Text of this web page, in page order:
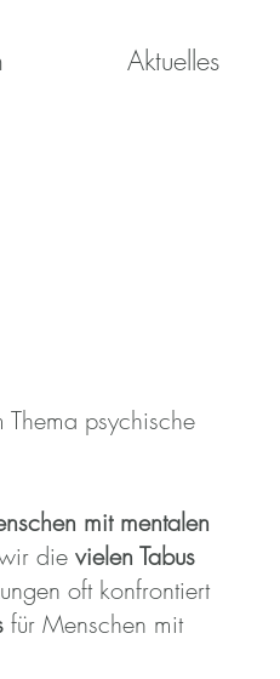
Aktuelles
Thema psychische
mit mentalen
die vielen Tabus
oft konfrontiert
für Menschen mit